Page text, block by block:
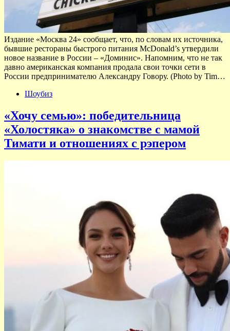
Издание «Москва 24» сообщает, что, по словам их источника,
бывшие рестораны быстрого питания McDonald’s утвердили
новое название в России – «Доминис». Напомним, что не так
давно американская компания продала свои точки сети в
России предпринимателю Александру Говору. (Photo by Tim…
Шоубиз
«Хочу семью»: победительница
«Холостяка» о знакомстве с мамой
Тимати и отношениях с рэпером